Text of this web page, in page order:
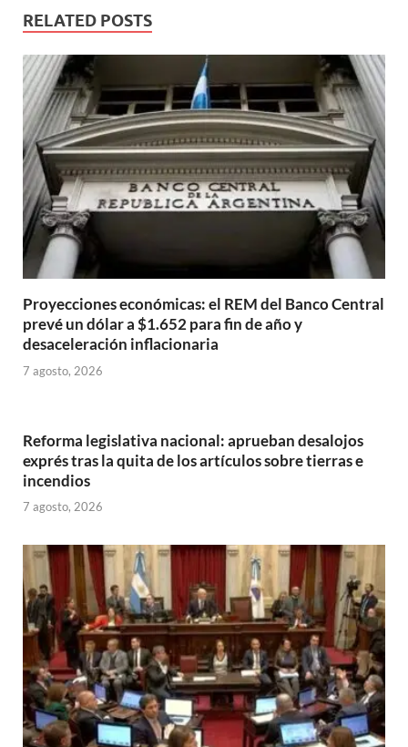
RELATED POSTS
Proyecciones económicas: el REM del Banco Central
prevé un dólar a $1.652 para fin de año y
desaceleración inflacionaria
7 agosto, 2026
Reforma legislativa nacional: aprueban desalojos
exprés tras la quita de los artículos sobre tierras e
incendios
7 agosto, 2026